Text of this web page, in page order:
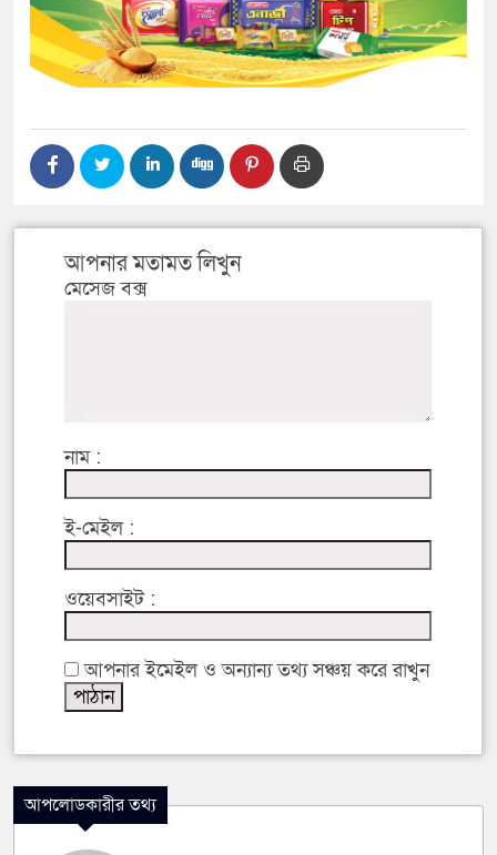
আপনার মতামত লিখুন
মেসেজ বক্স
নাম :
ই-মেইল :
ওয়েবসাইট :
আপনার ইমেইল ও অন্যান্য তথ্য সঞ্চয় করে রাখুন
আপলোডকারীর তথ্য